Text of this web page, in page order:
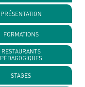
PRÉSENTATION
FORMATIONS
RESTAURANTS
PÉDAGOGIQUES
STAGES